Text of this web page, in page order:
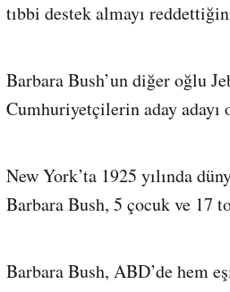
tıbbi destek almayı
Barbara Bush’un diğer oğlu
Cumhuriyetçilerin aday
New York’ta 1925 yılında
Barbara Bush, 5 çocuk ve 17
Barbara Bush, ABD’de hem